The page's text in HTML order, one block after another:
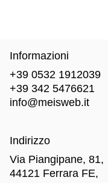
Informazioni
+39 0532 1912039
+39 342 5476621
info@meisweb.it
Indirizzo
Via Piangipane, 81,
44121 Ferrara FE,